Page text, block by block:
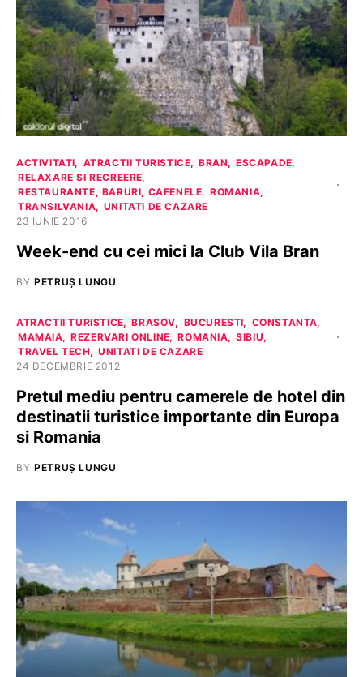
ACTIVITATI ATRACTII TURISTICE BRAN
ESCAPADE
RELAXARE SI RECREERE
RESTAURANTE, BARURI, CAFENELE
ROMANIA
TRANSILVANIA
UNITATI DE CAZARE
23 IUNIE 2016
Week-end cu cei mici la Club Vila Bran
BY PETRUȘ LUNGU
ATRACTII TURISTICE BRASOV BUCURESTI
CONSTANTA
MAMAIA
REZERVARI ONLINE ROMANIA
SIBIU
TRAVEL TECH
UNITATI DE CAZARE
24 DECEMBRIE 2012
Pretul mediu pentru camerele de hotel din
destinatii turistice importante din Europa
si Romania
BY PETRUȘ LUNGU